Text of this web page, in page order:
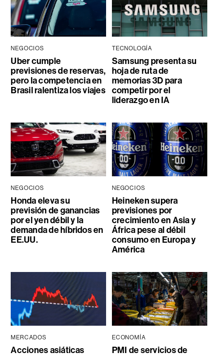
NEGOCIOS
Uber cumple
previsiones de reservas,
pero la competencia en
Brasil ralentiza los viajes
TECNOLOGÍA
Samsung presenta su
hoja de ruta de
memorias 3D para
competir por el
liderazgo en IA
NEGOCIOS
Honda eleva su
previsión de ganancias
por el yen débil y la
demanda de híbridos en
EE.UU.
NEGOCIOS
Heineken supera
previsiones por
crecimiento en Asia y
África pese al débil
consumo en Europa y
América
MERCADOS
Acciones asiáticas
ECONOMÍA
PMI de servicios de